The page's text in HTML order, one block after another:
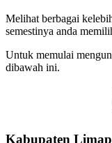
Melihat berbagai
semestinya anda
Untuk memulai
dibawah ini.
Kabupaten